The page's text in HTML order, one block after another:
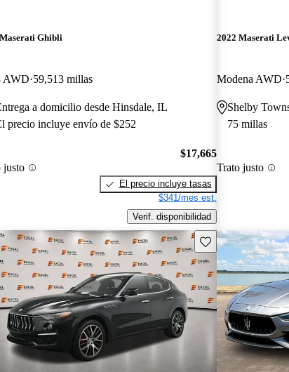
Ghibli
AWD 59,513 millas
a domicilio desde Hinsdale, IL
precio incluye envío de $252
justo
$17,665
El precio incluye tasas
$341/mes est.
Verif. disponibilidad
2022 Maserati
Modena AWD
Shelby
75 millas
Trato justo
Guarda este Aviso